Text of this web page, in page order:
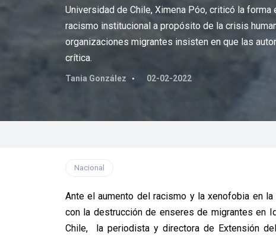
Universidad de Chile, Ximena Póo, criticó la
racismo institucional a propósito de la crisis
organizaciones migrantes insisten en que las
crítica.
Tania González 02-02-2022
Nacional
Ante el aumento del racismo y la xenofobia en
con la destrucción de enseres de migrantes en
Chile, la periodista y directora de Extensión